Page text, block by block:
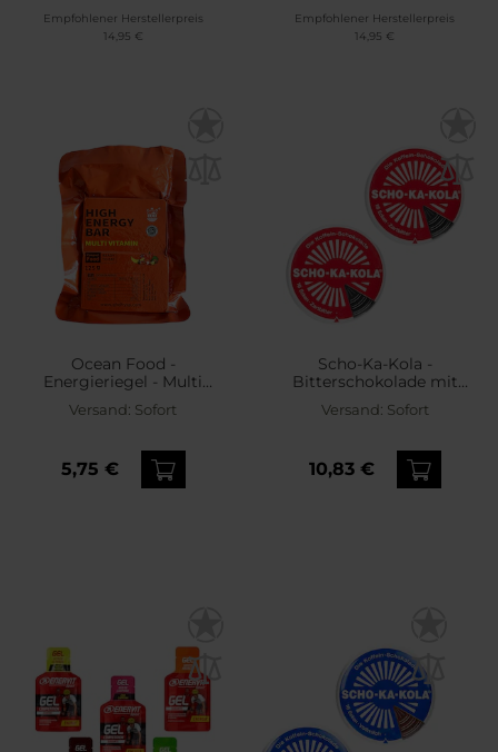
Empfohlener Herstellerpreis
14,95 €
Empfohlener Herstellerpreis
14,95 €
Ocean Food -
Energieriegel - Multi
Versand: Sofort
5,75 €
Scho-Ka-Kola -
Bitterschokolade mit
Koffein - 2 Stück
Versand: Sofort
10,83 €